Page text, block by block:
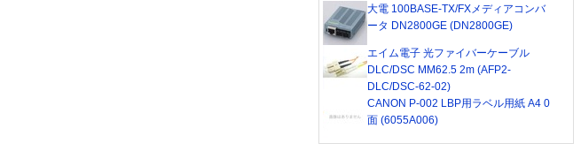
大電 100BASE-TX/FXメディアコンバ
ータ DN2800GE (DN2800GE)
エイム電子 光ファイバーケーブル
DLC/DSC MM62.5 2m (AFP2-
DLC/DSC-62-02)
CANON P-002 LBP用ラベル用紙 A4 0
面 (6055A006)